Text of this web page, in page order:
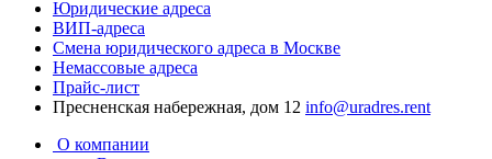
Юридические адреса
ВИП-адреса
Смена юридического адреса в Москве
Немассовые адреса
Прайс-лист
Пресненская набережная, дом 12 info@uradres.rent
О компании